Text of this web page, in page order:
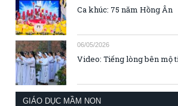
Ca khúc: 75 năm Hồng Ân
06/05/2026
Video: Tiếng lòng bên mộ
GIÁO DỤC MẦM NON